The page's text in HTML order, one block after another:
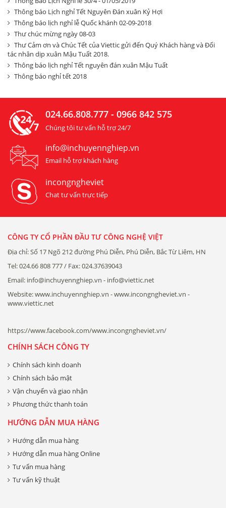
Thông báo Lịch nghỉ Tết Nguyên Đán xuân Kỷ Hợi
Thông báo lịch nghỉ lễ Quốc khánh 02-09-2018
Thư chúc mừng ngày 08-03
Thư Cảm ơn và Chúc Tết của Viettic gửi đến Quý Khách hàng và Đối
tác nhân dịp xuân Mậu Tuất 2018.
Thông báo lịch nghỉ Tết nguyên đán xuân Mậu Tuất
Thông báo nghỉ tết 2018
024.66.808.777 - 0966 842 575
Chúng tôi tư vấn hỗ trợ 24/7
info@inchuyennghiep.vn
Email hỗ trợ khách hàng
incongngheviet
Chat tư vấn trực tiếp
CÔNG TY CỔ PHẦN ĐẦU TƯ CÔNG NGHỆ VIỆT
Địa chỉ: Số 17 Ngõ 212 đường Phú Diễn, Phú Diễn, Bắc Từ Liêm, HN
Tel: 024.66 808 777 / Fax: 024.37639043
Email: info@inchuyennghiep.vn - info@viettic.net
Website: www.inchuyennghiep.vn - www.incongngheviet.vn -
www.viettic.net
https://www.facebook.com/www.incongngheviet.vn/
CHÍNH SÁCH CÔNG TY
Chính sách kinh doanh
Chính sách bảo mật
Vận chuyển và giao nhận
Phương thức thanh toán
HƯỚNG DẪN MUA HÀNG
Hướng dẫn mua hàng
Hướng dẫn mua hàng Online
Tư vấn mua hàng
Tư vấn kỹ thuật